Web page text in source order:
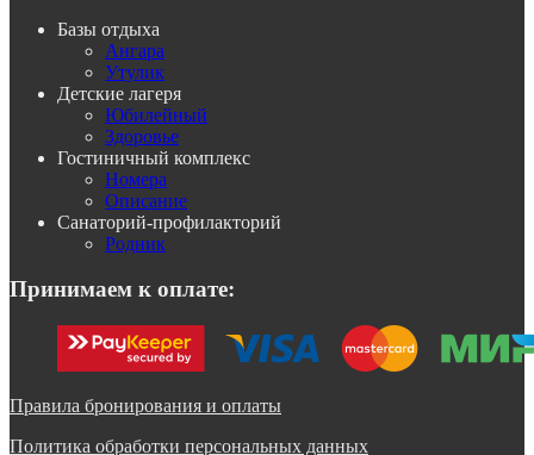
Базы отдыха
Ангара
Утулик
Детские лагеря
Юбилейный
Здоровье
Гостиничный комплекс
Номера
Описание
Санаторий-профилакторий
Родник
Принимаем к оплате:
Правила бронирования и оплаты
Политика обработки персональных данных